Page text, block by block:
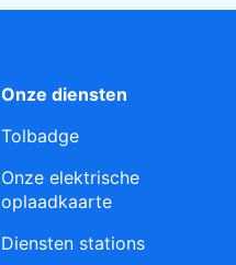
Onze diensten
Tolbadge
Onze elektrische
oplaadkaarte
Diensten stations